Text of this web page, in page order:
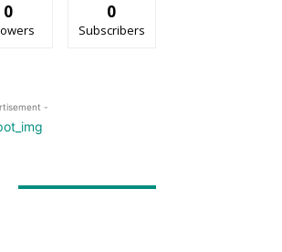
0 0
Subscribers
-